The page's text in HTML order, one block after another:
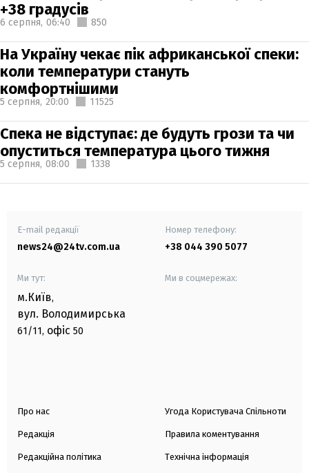
+38 градусів
6 серпня, 06:40 850
На Україну чекає пік африканської спеки:
коли температури стануть
комфортнішими
5 серпня, 20:00 11525
Спека не відступає: де будуть грози та чи
опуститься температура цього тижня
5 серпня, 08:00 1338
E-mail редакції
news24@24tv.com.ua
Номер телефону:
+38 044 390 5077
Ми тут:
м.Київ,
вул. Володимирська
61/11, офіс 50
Ми в соцмережах:
Про нас
Редакція
Редакційна політика
Угода Користувача Спільноти
Правила коментування
Технічна інформація